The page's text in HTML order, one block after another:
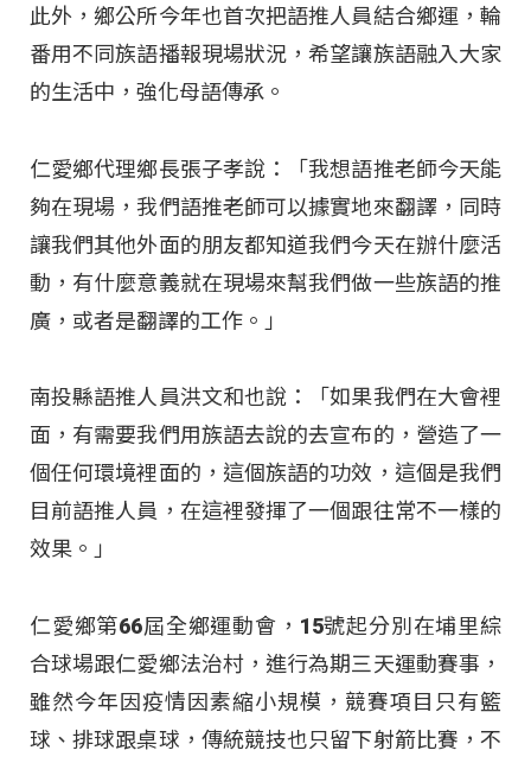
此外，鄉公所今年也首次把語推人員結合鄉運，輪
番用不同族語播報現場狀況，希望讓族語融入大家
的生活中，強化母語傳承。
仁愛鄉代理鄉長張子孝說：「我想語推老師今天能
夠在現場，我們語推老師可以據實地來翻譯，同時
讓我們其他外面的朋友都知道我們今天在辦什麼活
動，有什麼意義就在現場來幫我們做一些族語的推
廣，或者是翻譯的工作。」
南投縣語推人員洪文和也說：「如果我們在大會裡
面，有需要我們用族語去說的去宣布的，營造了一
個任何環境裡面的，這個族語的功效，這個是我們
目前語推人員，在這裡發揮了一個跟往常不一樣的
效果。」
仁愛鄉第66屆全鄉運動會，15號起分別在埔里綜
合球場跟仁愛鄉法治村，進行為期三天運動賽事，
雖然今年因疫情因素縮小規模，競賽項目只有籃
球、排球跟桌球，傳統競技也只留下射箭比賽，不